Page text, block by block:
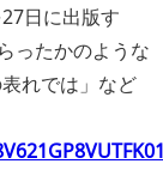
日に出版す
ったかのような
れでは」など